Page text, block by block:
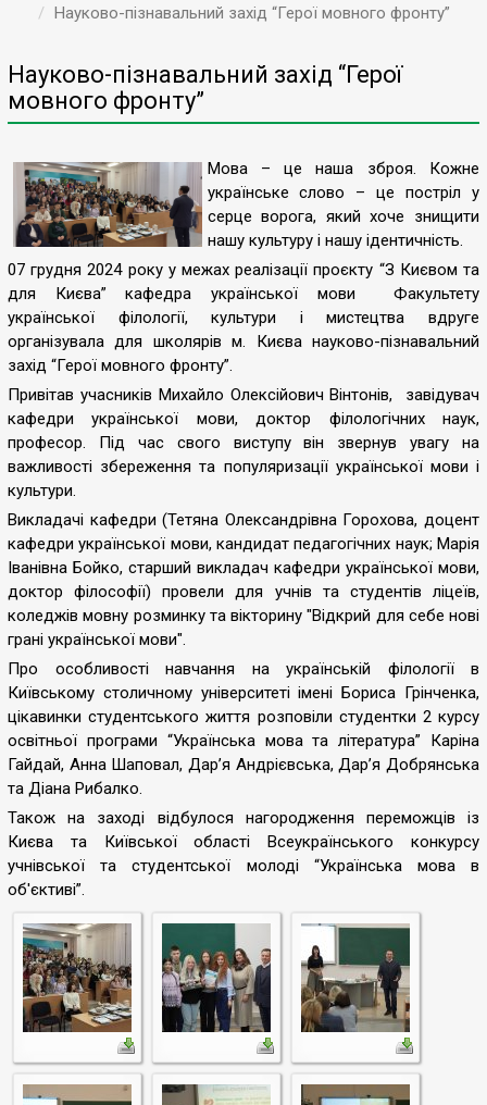
Науково-пізнавальний захід “Герої мовного фронту”
Науково-пізнавальний захід “Герої
мовного фронту”
Мова – це наша зброя. Кожне
українське слово – це постріл у
серце ворога, який хоче знищити
нашу культуру і нашу ідентичність.
07 грудня 2024 року у межах реалізації проєкту “З Києвом та
для Києва” кафедра української мови Факультету
української філології, культури і мистецтва вдруге
організувала для школярів м. Києва науково-пізнавальний
захід “Герої мовного фронту”.
Привітав учасників Михайло Олексійович Вінтонів, завідувач
кафедри української мови, доктор філологічних наук,
професор. Під час свого виступу він звернув увагу на
важливості збереження та популяризації української мови і
культури.
Викладачі кафедри (Тетяна Олександрівна Горохова, доцент
кафедри української мови, кандидат педагогічних наук; Марія
Іванівна Бойко, старший викладач кафедри української мови,
доктор філософії) провели для учнів та студентів ліцеїв,
коледжів мовну розминку та вікторину "Відкрий для себе нові
грані української мови".
Про особливості навчання на українській філології в
Київському столичному університеті імені Бориса Грінченка,
цікавинки студентського життя розповіли студентки 2 курсу
освітньої програми “Українська мова та література” Каріна
Гайдай, Анна Шаповал, Дар’я Андрієвська, Дар’я Добрянська
та Діана Рибалко.
Також на заході відбулося нагородження переможців із
Києва та Київської області Всеукраїнського конкурсу
учнівської та студентської молоді “Українська мова в
об'єктиві”.